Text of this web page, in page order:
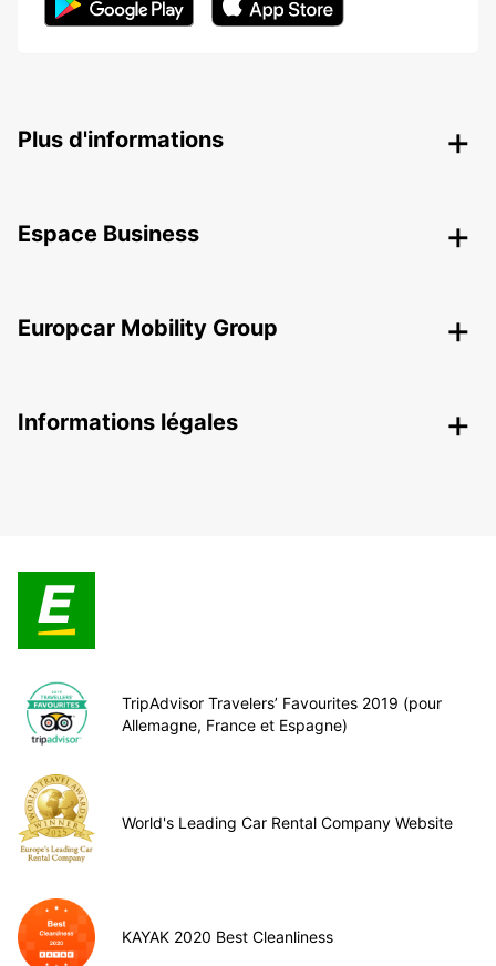
Plus d'informations
Espace Business
Europcar Mobility Group
Informations légales
TripAdvisor Travelers’ Favourites 2019 (pour
Allemagne, France et Espagne)
World's Leading Car Rental Company Website
KAYAK 2020 Best Cleanliness